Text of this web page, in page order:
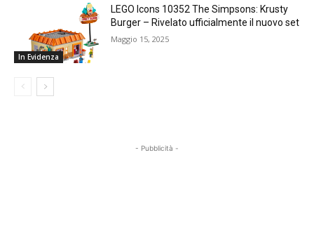
In Evidenza
LEGO Icons 10352 The Simpsons: Krusty
Burger – Rivelato ufficialmente il nuovo set
Maggio 15, 2025
- Pubblicità -